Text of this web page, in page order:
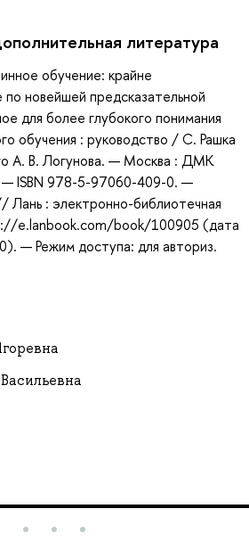
литература
обучение: крайне
новейшей предсказательной
для более глубокого понимания
обучения : руководство / С. Рашка
А. В. Логунова. — Москва : ДМК
ISBN 978-5-97060-409-0. —
Лань : электронно-библиотечная
e.lanbook.com/book/100905 (дата
— Режим доступа: для авториз.